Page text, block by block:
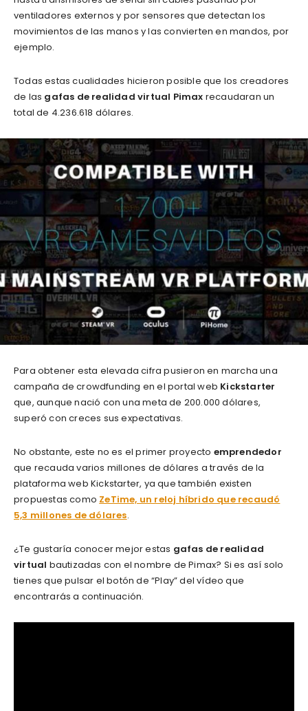
ventiladores externos y por sensores que detectan los
movimientos de las manos y las convierten en mandos, por
ejemplo.
Todas estas cualidades hicieron posible que los creadores
de las gafas de realidad virtual Pimax recaudaran un
total de 4.236.618 dólares.
Para obtener esta elevada cifra pusieron en marcha una
campaña de crowdfunding en el portal web Kickstarter
que, aunque nació con una meta de 200.000 dólares,
superó con creces sus expectativas.
No obstante, este no es el primer proyecto emprendedor
que recauda varios millones de dólares a través de la
plataforma web Kickstarter, ya que también existen
propuestas como ZeTime, un reloj híbrido que recaudó
5,3 millones de dólares.
¿Te gustaría conocer mejor estas gafas de realidad
virtual bautizadas con el nombre de Pimax? Si es así solo
tienes que pulsar el botón de “Play” del vídeo que
encontrarás a continuación.